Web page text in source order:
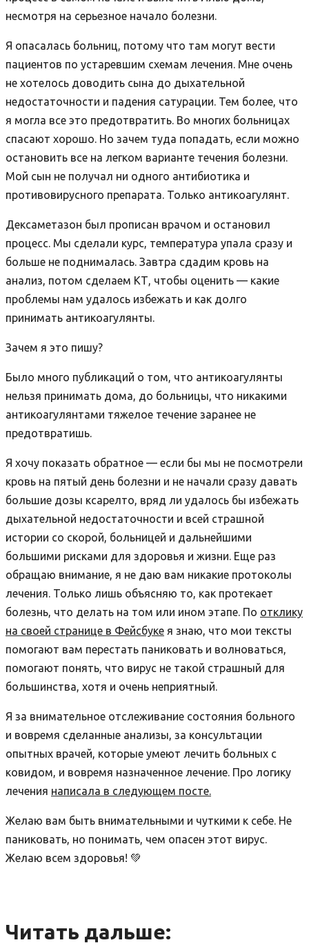
несмотря на серьезное начало болезни.
Я опасалась больниц, потому что там могут вести
пациентов по устаревшим схемам лечения. Мне очень
не хотелось доводить сына до дыхательной
недостаточности и падения сатурации. Тем более, что
я могла все это предотвратить. Во многих больницах
спасают хорошо. Но зачем туда попадать, если можно
остановить все на легком варианте течения болезни.
Мой сын не получал ни одного антибиотика и
противовирусного препарата. Только антикоагулянт.
Дексаметазон был прописан врачом и остановил
процесс. Мы сделали курс, температура упала сразу и
больше не поднималась. Завтра сдадим кровь на
анализ, потом сделаем КТ, чтобы оценить — какие
проблемы нам удалось избежать и как долго
принимать антикоагулянты.
Зачем я это пишу?
Было много публикаций о том, что антикоагулянты
нельзя принимать дома, до больницы, что никакими
антикоагулянтами тяжелое течение заранее не
предотвратишь.
Я хочу показать обратное — если бы мы не посмотрели
кровь на пятый день болезни и не начали сразу давать
большие дозы ксарелто, вряд ли удалось бы избежать
дыхательной недостаточности и всей страшной
истории со скорой, больницей и дальнейшими
большими рисками для здоровья и жизни. Еще раз
обращаю внимание, я не даю вам никакие протоколы
лечения. Только лишь объясняю то, как протекает
болезнь, что делать на том или ином этапе. По отклику
на своей странице в Фейсбуке я знаю, что мои тексты
помогают вам перестать паниковать и волноваться,
помогают понять, что вирус не такой страшный для
большинства, хотя и очень неприятный.
Я за внимательное отслеживание состояния больного
и вовремя сделанные анализы, за консультации
опытных врачей, которые умеют лечить больных с
ковидом, и вовремя назначенное лечение. Про логику
лечения написала в следующем посте.
Желаю вам быть внимательными и чуткими к себе. Не
паниковать, но понимать, чем опасен этот вирус.
Желаю всем здоровья! 💚
Читать дальше: